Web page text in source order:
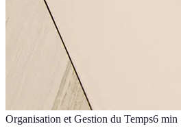
Organisation et Gestion du Temps6 min